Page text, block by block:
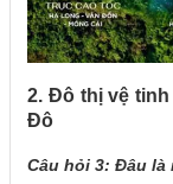
2. Đô thị vệ
Đô
Câu hỏi 3: Đâu